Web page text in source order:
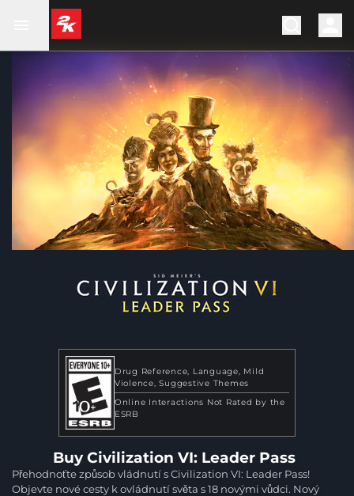
Drug Reference Language
Mild
Violence Suggestive Themes
Online Interactions Not Rated by the
ESRB
Buy Civilization VI: Leader Pass
Přehodnoťte způsob vládnutí s Civilization VI: Leader Pass!
Objevte nové cesty k ovládnutí světa s 18 novými vůdci. Nový